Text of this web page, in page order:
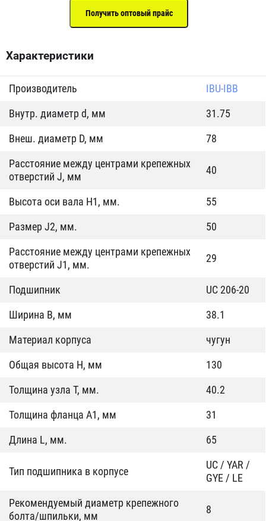
Характеристики
Производитель
IBU-IBB
Внутр. диаметр d, мм
31.75
Внеш. диаметр D, мм
78
Расстояние между центрами крепежных
отверстий J, мм
40
Высота оси вала H1, мм.
55
Размер J2, мм.
50
Расстояние между центрами крепежных
отверстий J1, мм.
29
Подшипник
UC 206-20
Ширина B, мм
38.1
Материал корпуса
чугун
Общая высота H, мм
130
Толщина узла T, мм.
40.2
Толщина фланца А1, мм
31
Длина L, мм.
65
Тип подшипника в корпусе
UC / YAR /
GYE / LE
Рекомендуемый диаметр крепежного
болта/шпильки, мм
8